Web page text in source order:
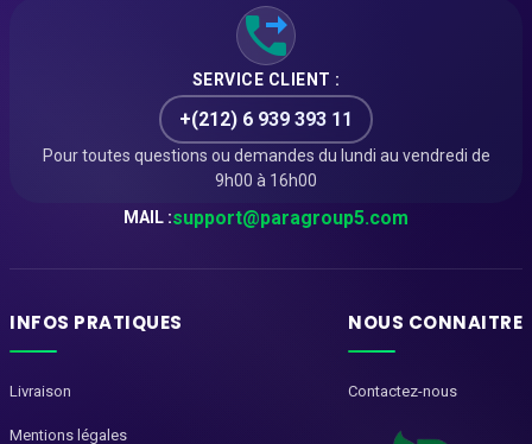
SERVICE CLIENT :
+(212) 6 939 393 11
Pour toutes questions ou demandes du lundi au vendredi de
9h00 à 16h00
MAIL :support@paragroup5.com
INFOS PRATIQUES
Livraison
Mentions légales
NOUS CONNAITRE
Contactez-nous